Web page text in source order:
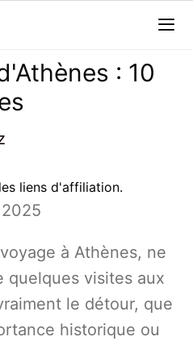
: 10
liens d'affiliation.
à Athènes, ne
quelques visites aux
le détour, que
historique ou